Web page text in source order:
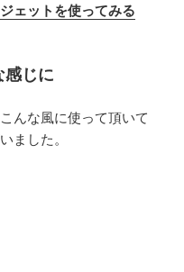
ェットを使ってみる
感じに
んな風に使って頂いて
ました。